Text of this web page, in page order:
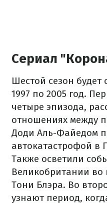
Сериал
Шестой сезон будет
1997 по 2005 год.
четыре эпизода,
отношениях между
Доди Аль-Файедом
автокатастрофой в
Также осветили
Великобритании во
Тони Блэра. Во
узнают период,